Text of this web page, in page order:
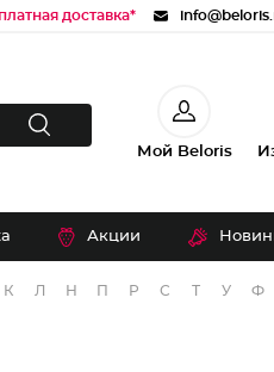
доставка*
Мой Beloris
Акции
К Л Н П Р С Т У Ф